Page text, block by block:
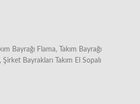
Bayrağı Flama, Takım Bayrağı
Bayrakları Takım El Sopalı